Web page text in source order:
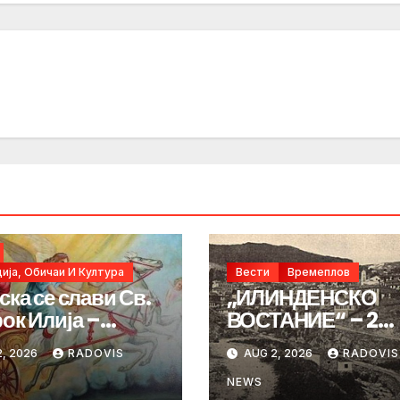
Обичаи И Култура
се слави Св.
Илија –
2026 RADOVIS
Вести Времеплов
„ИЛИНДЕНСКО
ВОСТАНИЕ“ – 2
Август 1903 год.
AUG 2, 2026 RADOVIS
NEWS